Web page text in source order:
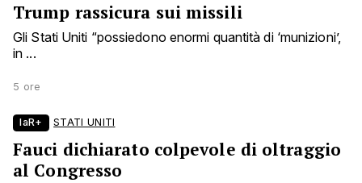
Trump rassicura sui missili
Gli Stati Uniti “possiedono enormi quantità di ‘munizioni’,
in ...
5 ore
laR+ STATI UNITI
Fauci dichiarato colpevole di oltraggio
al Congresso